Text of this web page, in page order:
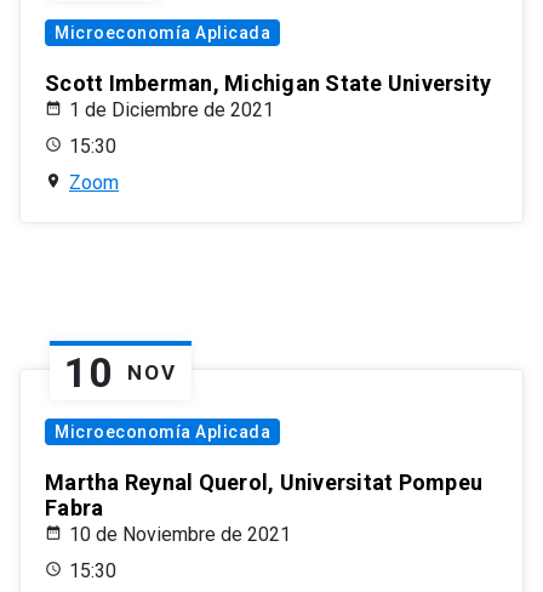
Microeconomía Aplicada
Scott Imberman, Michigan State University
1 de Diciembre de 2021
15:30
Zoom
10 NOV
Microeconomía Aplicada
Martha Reynal Querol, Universitat Pompeu
Fabra
10 de Noviembre de 2021
15:30